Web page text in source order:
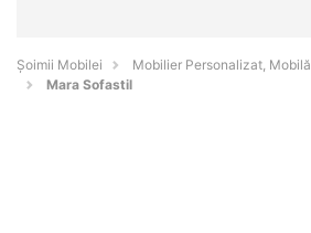
Șoimii Mobilei
Mobilier Personalizat,
Mara Sofastil